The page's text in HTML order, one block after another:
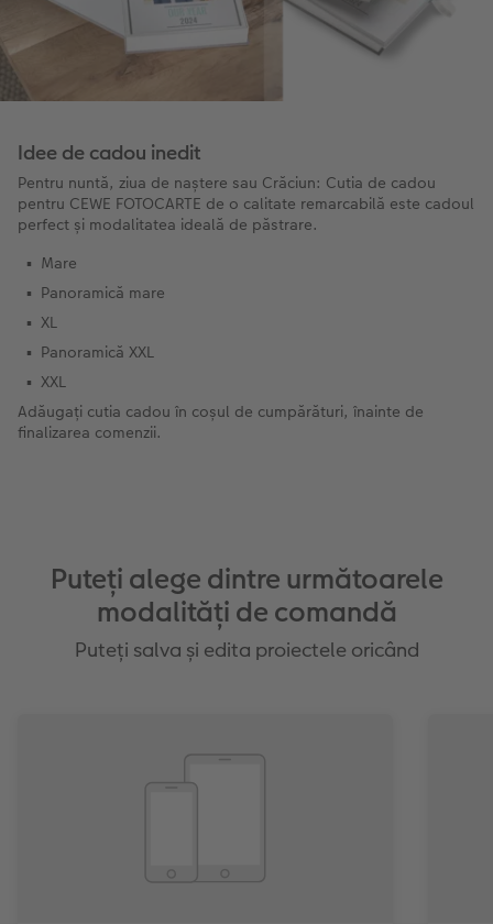
Idee de cadou inedit
Pentru nuntă, ziua de naștere sau Crăciun: Cutia de cadou
pentru CEWE FOTOCARTE de o calitate remarcabilă este cadoul
perfect și modalitatea ideală de păstrare.
Mare
Panoramică mare
XL
Panoramică XXL
XXL
Adăugați cutia cadou în coșul de cumpărături, înainte de
finalizarea comenzii.
Puteți alege dintre următoarele
modalități de comandă
Puteți salva și edita proiectele oricând